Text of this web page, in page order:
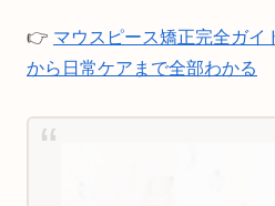
👉 マウスピース矯正完全ガイ
から日常ケアまで全部わかる